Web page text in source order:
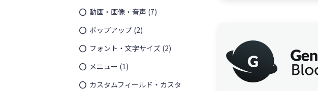
動画・画像・音声 (7)
ポップアップ (2)
フォント・文字サイズ (2)
メニュー (1)
カスタムフィールド・カスタ